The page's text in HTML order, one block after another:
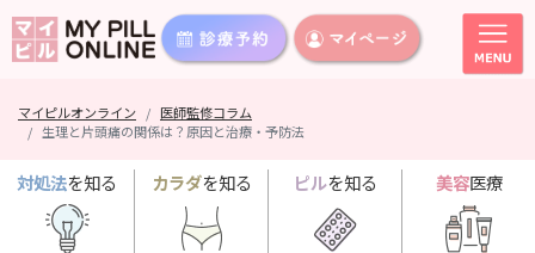
マイピルオンライン
医師監修コラム
生理と片頭痛の関係は？原因と治療・予防法
対処法を知る カラダを知る ピルを知る 美容医療